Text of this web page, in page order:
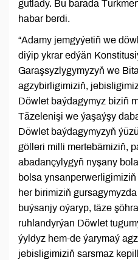
gutlady. Bu barada
habar berdi.
“Adamy jemgyýetiň we
diýip ykrar edýän
Garaşsyzlygymyzyň we
agzybirligimiziň,
Döwlet baýdagymyz biziň
Täzelenişi we ýaşaýşy
Döwlet baýdagymyzyň
gölleri milli mertebämiziň,
abadançylygyň nyşany
bolsa
her birimiziň
buýsanjy oýaryp, täze
ruhlandyrýan Döwlet
ýyldyz hem-de ýarymaý
jebisligimiziň sarsmaz